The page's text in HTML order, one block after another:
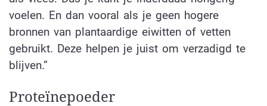
voelen. En dan vooral als je geen hogere
bronnen van plantaardige eiwitten of vetten
gebruikt. Deze helpen je juist om verzadigd te
blijven.”
Proteïnepoeder